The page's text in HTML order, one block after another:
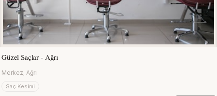
Güzel Saçlar - Ağrı
Merkez, Ağrı
Saç Kesimi